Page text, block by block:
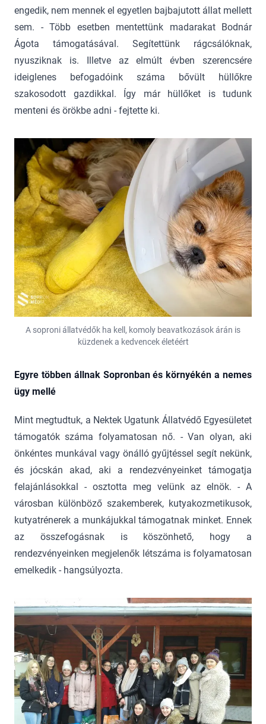
engedik, nem mennek el egyetlen bajbajutott állat mellett
sem. - Több esetben mentettünk madarakat Bodnár
Ágota támogatásával. Segítettünk rágcsálóknak,
nyusziknak is. Illetve az elmúlt évben szerencsére
ideiglenes befogadóink száma bővült hüllőkre
szakosodott gazdikkal. Így már hüllőket is tudunk
menteni és örökbe adni - fejtette ki.
A soproni állatvédők ha kell, komoly beavatkozások árán is
küzdenek a kedvencek életéért
Egyre többen állnak Sopronban és környékén a nemes
ügy mellé
Mint megtudtuk, a Nektek Ugatunk Állatvédő Egyesületet
támogatók száma folyamatosan nő. - Van olyan, aki
önkéntes munkával vagy önálló gyűjtéssel segít nekünk,
és jócskán akad, aki a rendezvényeinket támogatja
felajánlásokkal - osztotta meg velünk az elnök. - A
városban különböző szakemberek, kutyakozmetikusok,
kutyatrénerek a munkájukkal támogatnak minket. Ennek
az összefogásnak is köszönhető, hogy a
rendezvényeinken megjelenők létszáma is folyamatosan
emelkedik - hangsúlyozta.